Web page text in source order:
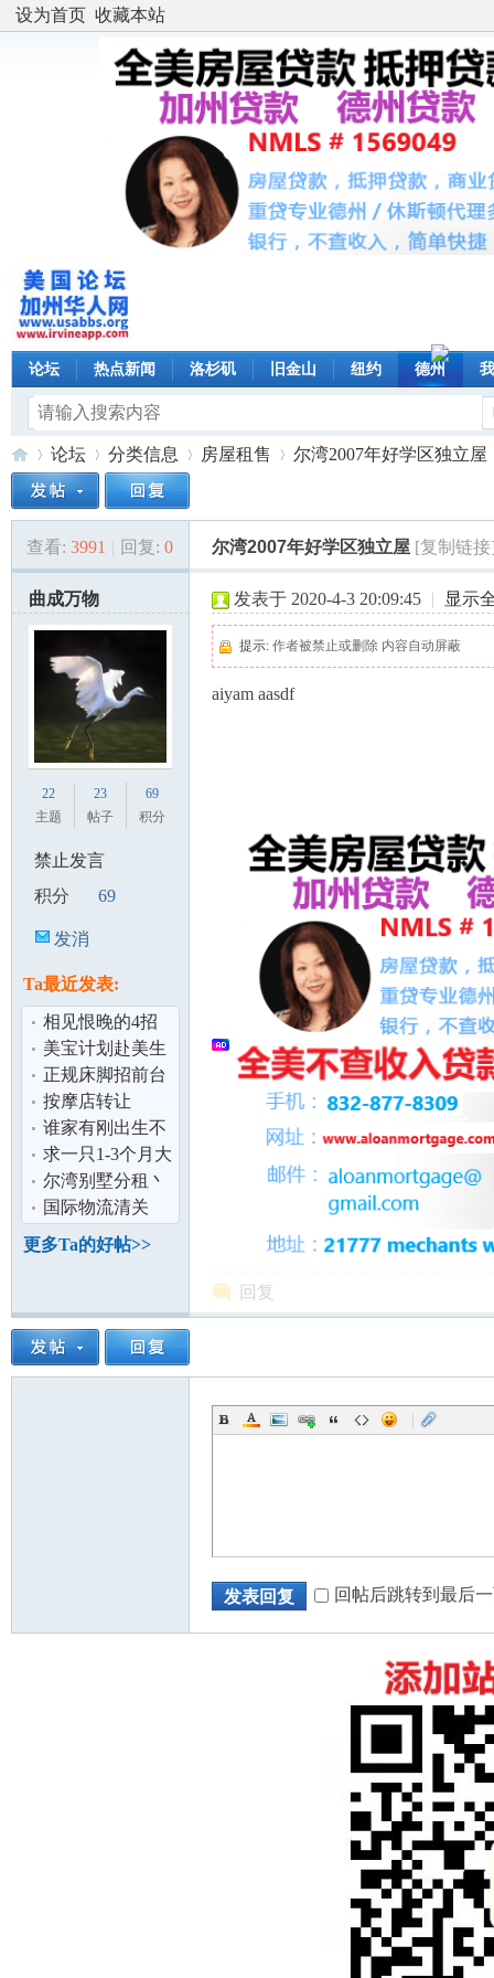
设为首页 收藏本站
论坛 热点新闻 洛杉矶 旧金山 纽约 德州
美
论
»
论坛
›
分类信息 房屋租售
›
尔湾2007年好学区独立屋
查看: 3991 | 回复: 0 尔湾2007年好学区独立屋 [复制链接
曲成万物
22
主题
23
帖子
69
积分
禁止发言
积分
69
发消
Ta最近发表:
相见恨晚的4招
识字法,让华人孩
子不再识字难
美宝计划赴美生
子-中美航线
正规床脚招前台
按摩店转让
谁家有刚出生不
久的棕色,香槟色
或者红色泰
求一只1-3个月大
的比熊
尔湾别墅分租丶
两房两浴公寓整
租丶接送机丶
国际物流清关
更多Ta的好帖>>
发表于 2020-4-3 20:09:45 | 显示
提示: 作者被禁止或删除 内容自动屏蔽
aiyam aasdf
回复
|
发表回复 回帖后跳转到最后